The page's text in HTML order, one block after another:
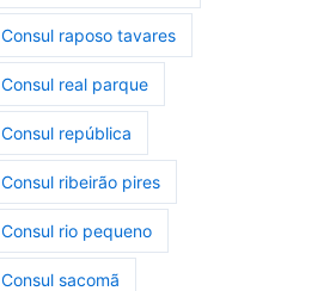
raposo tavares
real parque
república
ribeirão pires
rio pequeno
sacomã